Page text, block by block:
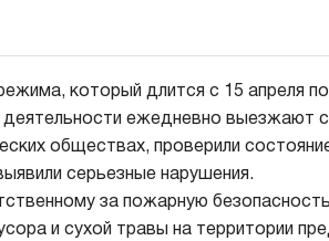
который длится с 15 апреля
деятельности ежедневно выезжают
обществах, проверили
серьезные нарушения.
за пожарную
и сухой травы на территории